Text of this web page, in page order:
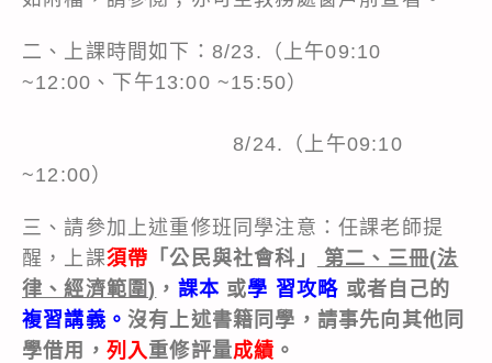
二、上課時間如下：8/23.（上午09:10
~12:00、下午13:00 ~15:50）
8/24.（上午09:10
~12:00）
三、請參加上述重修班同學注意：任課老師提
醒，上課須帶 「公民與社會科」 第二、三冊(法
律、經濟範圍) ， 課本 或學 習攻略 或者自己的
複習講義。 沒有上述書籍同學，請事先向其他同
學借用， 列入重修評量成績 。